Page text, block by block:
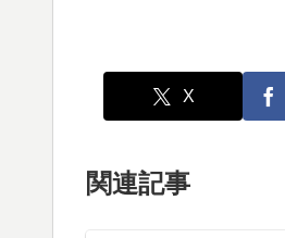
X
関連記事